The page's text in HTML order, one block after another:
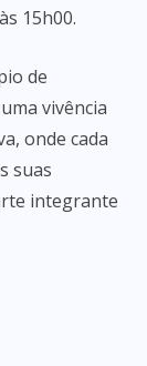
15h00.
de
vivência
onde cada
suas
integrante